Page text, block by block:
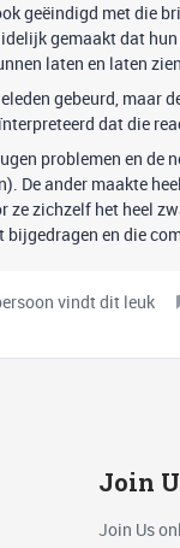
geëindigd met die
gemaakt dat
laten en laten
gebeurd, maar
dat die
problemen en de
De ander maakte
ze zichzelf het heel
bijgedragen en die
vindt dit leuk
Join
Join Us